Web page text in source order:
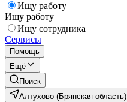
Ищу работу
Ищу работу
Ищу сотрудника
Сервисы
Помощь
Ещё
Поиск
Алтухово (Брянская область)